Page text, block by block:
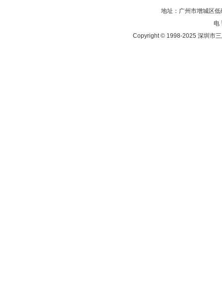
地址：广州市增城区
电
Copyright © 1998-2025 深圳市